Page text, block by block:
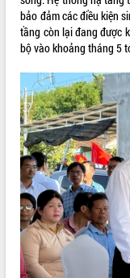
Khám bệnh, cấp phát thuốc
và tặng quà người dân xã
Hội nghị UBND tỉnh Đắk
tháng 7/2026
Lễ truy tặng danh hiệu “Bà
Nam Anh hùng” và trao
Lao động
UBND tỉnh Đắk Lắk triển
vụ 6 tháng cuối năm 2026
ALBUM ẢNH
bảo đảm các điều kiện
tầng còn lại đang được
bộ vào khoảng tháng 5